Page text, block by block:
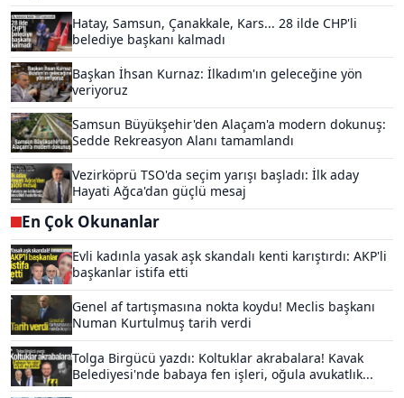
Hatay, Samsun, Çanakkale, Kars... 28 ilde CHP'li
belediye başkanı kalmadı
Başkan İhsan Kurnaz: İlkadım'ın geleceğine yön
veriyoruz
Samsun Büyükşehir'den Alaçam'a modern dokunuş:
Sedde Rekreasyon Alanı tamamlandı
Vezirköprü TSO'da seçim yarışı başladı: İlk aday
Hayati Ağca'dan güçlü mesaj
En Çok Okunanlar
Evli kadınla yasak aşk skandalı kenti karıştırdı: AKP'li
başkanlar istifa etti
Genel af tartışmasına nokta koydu! Meclis başkanı
Numan Kurtulmuş tarih verdi
Tolga Birgücü yazdı: Koltuklar akrabalara! Kavak
Belediyesi'nde babaya fen işleri, oğula avukatlık...